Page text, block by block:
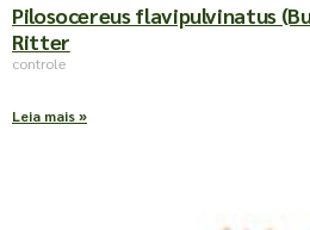
Pilosocereus flavipulvinatus
Ritter
controle
Leia mais »